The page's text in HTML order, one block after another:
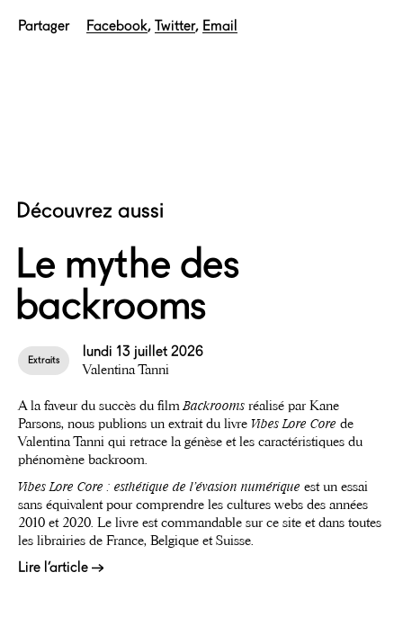
Partager Facebook Twitter Email
Découvrez aussi
Le mythe des
backrooms
Extraits
lundi 13 juillet 2026
Valentina Tanni
A la faveur du succès du film Backrooms réalisé par Kane
Parsons, nous publions un extrait du livre Vibes Lore Core de
Valentina Tanni qui retrace la génèse et les caractéristiques du
phénomène backroom.
Vibes Lore Core : esthétique de l’évasion numérique est un essai
sans équivalent pour comprendre les cultures webs des années
2010 et 2020. Le livre est commandable sur ce site et dans toutes
les librairies de France, Belgique et Suisse.
Lire l’article